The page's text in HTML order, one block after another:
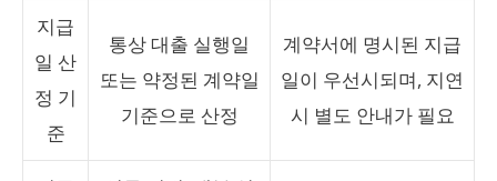
지급
일 산
정 기
준
통상 대출 실행일
또는 약정된 계약일
기준으로 산정
계약서에 명시된 지급
일이 우선시되며, 지연
시 별도 안내가 필요